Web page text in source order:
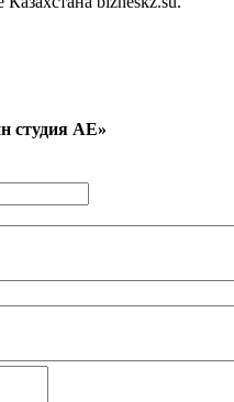
студия АЕ»